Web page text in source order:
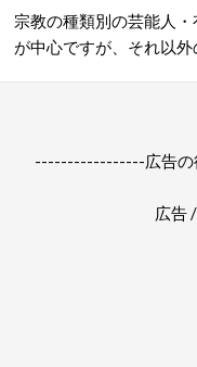
宗教の種類別の芸能人
が中心ですが、それ以外
-----------------広告の
広告